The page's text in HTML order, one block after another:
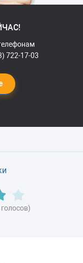
722-17-03